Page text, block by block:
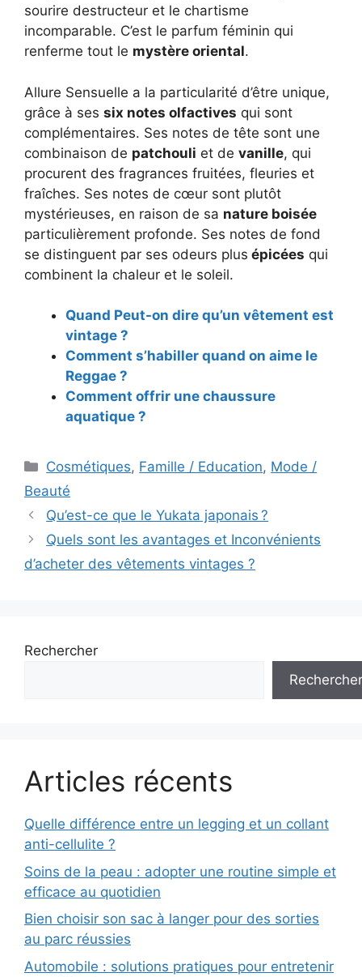
sourire destructeur et le chartisme
incomparable. C’est le parfum féminin qui
renferme tout le mystère oriental.
Allure Sensuelle a la particularité d’être unique,
grâce à ses six notes olfactives qui sont
complémentaires. Ses notes de tête sont une
combinaison de patchouli et de vanille, qui
procurent des fragrances fruitées, fleuries et
fraîches. Ses notes de cœur sont plutôt
mystérieuses, en raison de sa nature boisée
particulièrement profonde. Ses notes de fond
se distinguent par ses odeurs plus épicées qui
combinent la chaleur et le soleil.
Quand Peut-on dire qu’un vêtement est
vintage ?
Comment s’habiller quand on aime le
Reggae ?
Comment offrir une chaussure
aquatique ?
Catégories
Cosmétiques, Famille / Education, Mode /
Beauté
Navigation
des
Qu’est-ce que le Yukata japonais ?
Quels sont les avantages et Inconvénients
d’acheter des vêtements vintages ?
Rechercher
Rechercher
Articles récents
Quelle différence entre un legging et un collant
anti-cellulite ?
Soins de la peau : adopter une routine simple et
efficace au quotidien
Bien choisir son sac à langer pour des sorties
au parc réussies
Automobile : solutions pratiques pour entretenir